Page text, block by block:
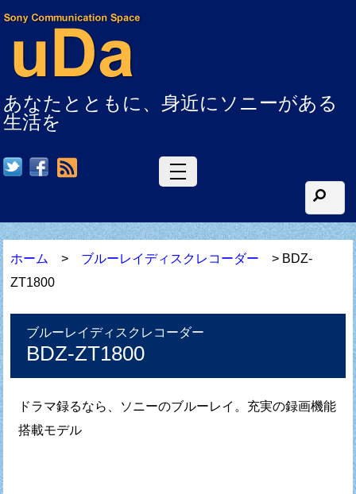
あなたとともに、身近にソニーがある
生活を
ホーム > ブルーレイディスクレコーダー > BDZ-
ZT1800
ブルーレイディスクレコーダー
BDZ-ZT1800
ドラマ録るなら、ソニーのブルーレイ。充実の録画機能
搭載モデル